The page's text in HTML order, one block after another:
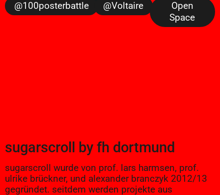
@100posterbattle
@voltaire
Open
Space
sugarscroll by fh dortmund
sugarscroll wurde von prof. lars harmsen, prof.
ulrike brückner, und alexander branczyk 2012/13
gegründet. seitdem werden projekte aus